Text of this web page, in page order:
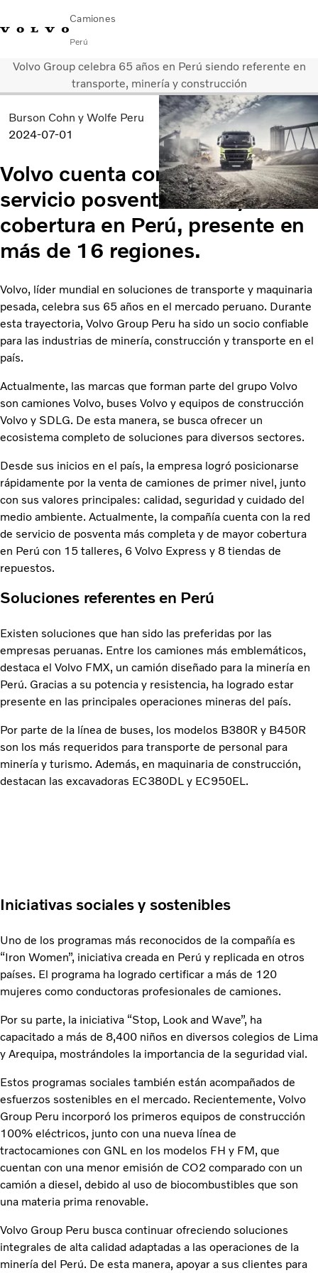
Camiones
Perú
Emergencia en ruta (VOLAR): 0800-53386 Aló Volvo
Camiones Volvo
Soluciones de Servicio
¿Quiénes somos?
Contáctanos
Concesionarios
FINANCIAMIENTO
Volvo Group celebra 65 años en Perú siendo referente en
transporte, minería y construcción
Burson Cohn y Wolfe Peru
2024-07-01
Volvo cuenta con la red de
servicio posventa de mayor
cobertura en Perú, presente en
más de 16 regiones.
Volvo, líder mundial en soluciones de transporte y maquinaria
pesada, celebra sus 65 años en el mercado peruano. Durante
esta trayectoria, Volvo Group Peru ha sido un socio confiable
para las industrias de minería, construcción y transporte en el
país.
Actualmente, las marcas que forman parte del grupo Volvo
son camiones Volvo, buses Volvo y equipos de construcción
Volvo y SDLG. De esta manera, se busca ofrecer un
ecosistema completo de soluciones para diversos sectores.
Desde sus inicios en el país, la empresa logró posicionarse
rápidamente por la venta de camiones de primer nivel, junto
con sus valores principales: calidad, seguridad y cuidado del
medio ambiente. Actualmente, la compañía cuenta con la red
de servicio de posventa más completa y de mayor cobertura
en Perú con 15 talleres, 6 Volvo Express y 8 tiendas de
repuestos.
Soluciones referentes en Perú
Existen soluciones que han sido las preferidas por las
empresas peruanas. Entre los camiones más emblemáticos,
destaca el Volvo FMX, un camión diseñado para la minería en
Perú. Gracias a su potencia y resistencia, ha logrado estar
presente en las principales operaciones mineras del país.
Por parte de la línea de buses, los modelos B380R y B450R
son los más requeridos para transporte de personal para
minería y turismo. Además, en maquinaria de construcción,
destacan las excavadoras EC380DL y EC950EL.
Iniciativas sociales y sostenibles
Uno de los programas más reconocidos de la compañía es
“Iron Women”, iniciativa creada en Perú y replicada en otros
países. El programa ha logrado certificar a más de 120
mujeres como conductoras profesionales de camiones.
Por su parte, la iniciativa “Stop, Look and Wave”, ha
capacitado a más de 8,400 niños en diversos colegios de Lima
y Arequipa, mostrándoles la importancia de la seguridad vial.
Estos programas sociales también están acompañados de
esfuerzos sostenibles en el mercado. Recientemente, Volvo
Group Peru incorporó los primeros equipos de construcción
100% eléctricos, junto con una nueva línea de
tractocamiones con GNL en los modelos FH y FM, que
cuentan con una menor emisión de CO2 comparado con un
camión a diesel, debido al uso de biocombustibles que son
una materia prima renovable.
Volvo Group Peru busca continuar ofreciendo soluciones
integrales de alta calidad adaptadas a las operaciones de la
minería del Perú. De esta manera, apoyar a sus clientes para